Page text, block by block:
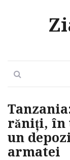
răniți, în
un
armatei